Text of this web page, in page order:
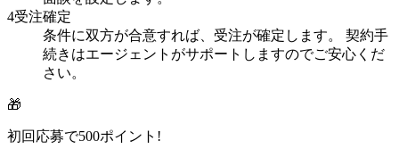
4受注確定
条件に双方が合意すれば、受注が確定します。 契約手
続きはエージェントがサポートしますのでご安心くだ
さい。
🎁
初回応募で500ポイント!